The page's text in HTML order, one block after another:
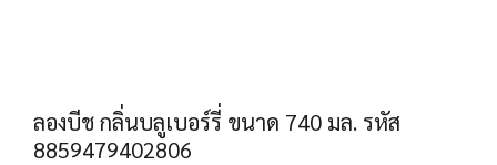
ลองบีช กลิ่นบลูเบอร์รี่ ขนาด 740 มล. รหัส
8859479402806